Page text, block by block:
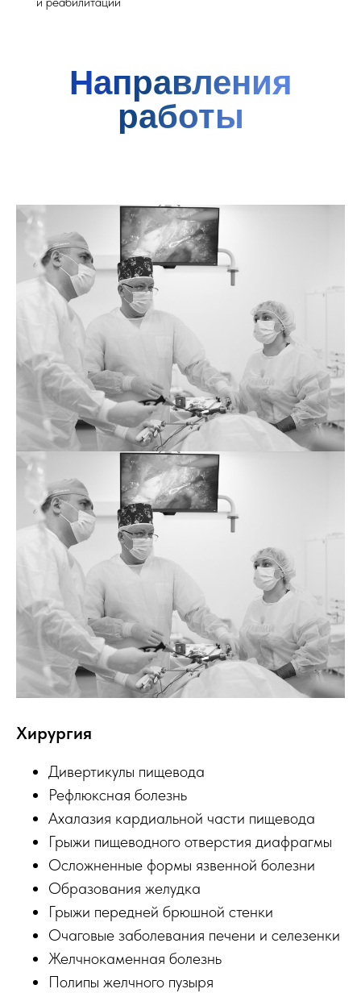
Направления
работы
Хирургия
Дивертикулы пищевода
Рефлюксная болезнь
Ахалазия кардиальной части пищевода
Грыжи пищеводного отверстия диафрагмы
Осложненные формы язвенной болезни
Образования желудка
Грыжи передней брюшной стенки
Очаговые заболевания печени и селезенки
Желчнокаменная болезнь
Полипы желчного пузыря